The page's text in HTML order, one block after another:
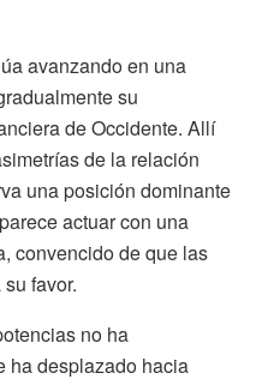
avanzando en una
su
de Occidente. Allí
de la relación
una posición dominante
actuar con una
convencido de que las
favor.
no ha
ha desplazado hacia